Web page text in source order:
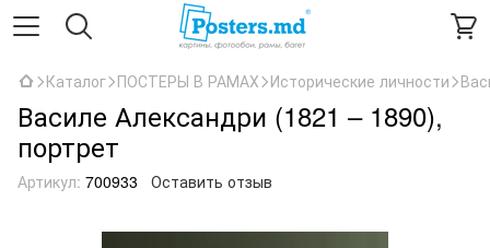
Каталог ПОСТЕРЫ В РАМАХ Исторические личности
Василе Александри (1821 – 1890),
портрет
Артикул: 700933 Оставить отзыв